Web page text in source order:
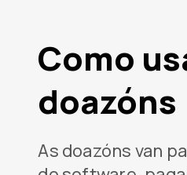
Como
doazóns
As doazóns van